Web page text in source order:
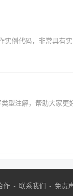
实例代码，非常具有
型注解，帮助大家更
作 - 联系我们 - 免责